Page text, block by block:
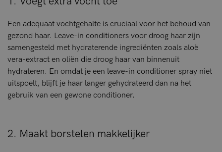
Een adequaat vochtgehalte is cruciaal voor het behoud van
gezond haar. Leave-in conditioners voor droog haar zijn
samengesteld met hydraterende ingrediënten zoals aloë
vera-extract en oliën die droog haar van binnenuit
hydrateren. En omdat je een leave-in conditioner spray niet
uitspoelt, blijft je haar langer gehydrateerd dan na het
gebruik van een gewone conditioner.
2. Maakt borstelen makkelijker